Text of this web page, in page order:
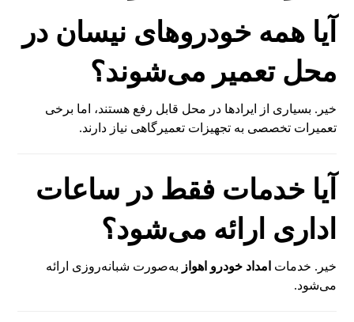
آیا همه خودروهای نیسان در
محل تعمیر می‌شوند؟
خیر. بسیاری از ایرادها در محل قابل رفع هستند، اما برخی
تعمیرات تخصصی به تجهیزات تعمیرگاهی نیاز دارند.
آیا خدمات فقط در ساعات
اداری ارائه می‌شود؟
خیر. خدمات امداد خودرو اهواز به‌صورت شبانه‌روزی ارائه
می‌شود.